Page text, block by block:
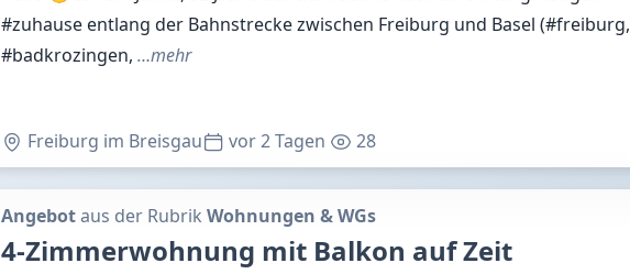
#zuhause entlang der Bahnstrecke zwischen Freiburg und Basel (#freiburg,
#badkrozingen, …mehr
Freiburg im Breisgau vor 2 Tagen 28
Angebotaus der Rubrik Wohnungen & WGs
4-Zimmerwohnung mit Balkon auf Zeit